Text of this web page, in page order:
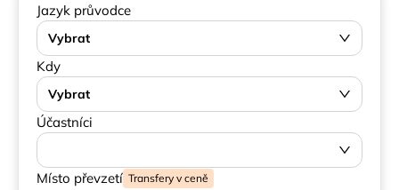
Jazyk průvodce
Vybrat
Kdy
Vybrat
Účastníci
Místo převzetí Transfery v ceně